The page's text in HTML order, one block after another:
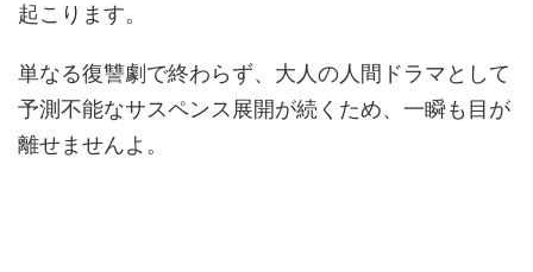
起こります。
単なる復讐劇で終わらず、大人の人間ドラマとして
予測不能なサスペンス展開が続くため、一瞬も目が
離せませんよ。